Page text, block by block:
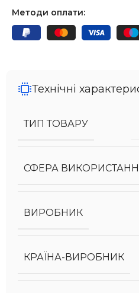
Методи оплати:
Технічні
ТИП ТОВАРУ
СФЕРА
ВИРОБНИК
КРАЇНА-ВИРОБНИК